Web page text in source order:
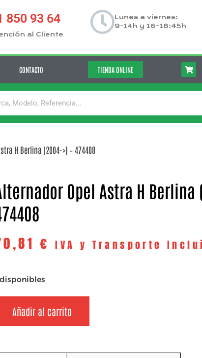
850 93 64
al Cliente
Lunes a viernes:
9-14h y 16-18:45h
CONTACTO TIENDA ONLINE
H Berlina (2004->) – 474408
Opel Astra H Berlina
€ IVA y Transporte
disponibles
Añadir al carrito